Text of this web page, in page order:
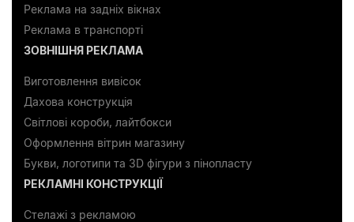
Реклама на задніх вікнах
Реклама в транспорті
ЗОВНІШНЯ РЕКЛАМА
Виготовлення вивісок
Дахова конструкція
Світлові короби, лайтбокси
Оформлення вітрин магазину
Букви, логотипи та 3D фігури з пінопласту
РЕКЛАМНІ КОНСТРУКЦІЇ
Стелажі з рекламою